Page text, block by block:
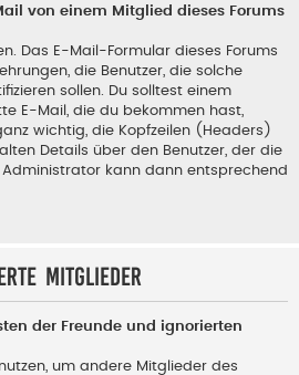
von einem Mitglied dieses Forums
Das E-Mail-Formular dieses Forums
die Benutzer, die solche
sollen. Du solltest einem
E-Mail, die du bekommen hast,
wichtig, die Kopfzeilen (Headers)
Details über den Benutzer, der die
kann dann entsprechend
Mitglieder
der Freunde und ignorierten
um andere Mitglieder des